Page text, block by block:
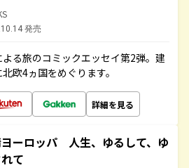
発売
る旅のコミックエッセイ第2弾。建
欧4ヵ国をめぐります。
詳細を見る
ーロッパ 人生、ゆるして、ゆ
て